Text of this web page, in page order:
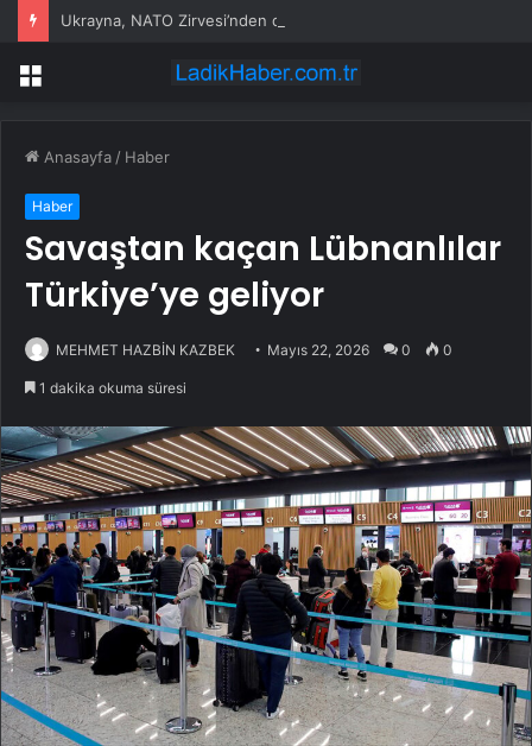
Ukrayna, NATO Zirvesi’nden destek bekliyor
Menü
Anasayfa / Haber
Haber
Savaştan kaçan Lübnanlılar
Türkiye’ye geliyor
MEHMET HAZBİN KAZBEK Mayıs 22, 2026 0 0
1 dakika okuma süresi